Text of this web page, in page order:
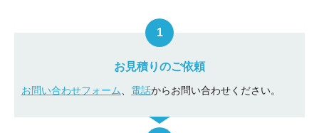
お見積りのご依頼
お問い合わせフォーム 電話からお問い合わせください。